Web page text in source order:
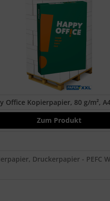
Office Kopierpapier, 80 g/m²,
Zum Produkt
Druckerpapier - PEFC